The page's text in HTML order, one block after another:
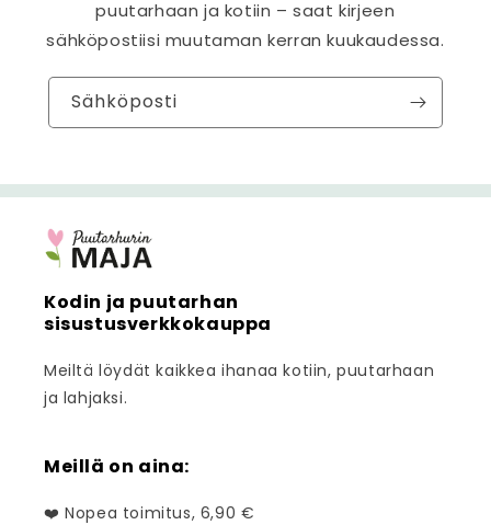
puutarhaan ja kotiin – saat kirjeen
sähköpostiisi muutaman kerran kuukaudessa.
Sähköposti
Kodin ja puutarhan
sisustusverkkokauppa
Meiltä löydät kaikkea ihanaa kotiin, puutarhaan
ja lahjaksi.
Meillä on aina:
❤️ Nopea toimitus, 6,90 €